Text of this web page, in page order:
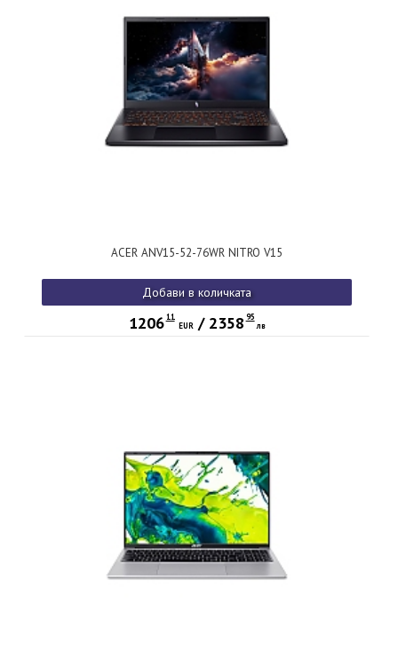
ACER ANV15-52-76WR NITRO V15
Добави в количката
1206 11
EUR/ 2358 95
лв